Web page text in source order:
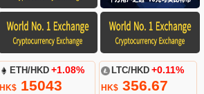
ETH/HKD +1.08%
HK$ 15043
LTC/HKD +0.11%
HK$356.67